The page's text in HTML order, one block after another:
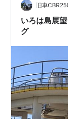
稼働を…
旧車
いろは島展
グ